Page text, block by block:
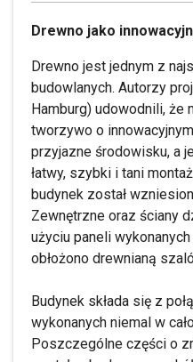
Drewno jako
Drewno jest jednym z
budowlanych. Autorzy
Hamburg) udowodnili,
tworzywo o
przyjazne środowisku, a
łatwy, szybki i tani
budynek został
Zewnętrzne oraz ściany
użyciu paneli
obłożono drewnianą
Budynek składa się z
wykonanych niemal w
Poszczególne części o